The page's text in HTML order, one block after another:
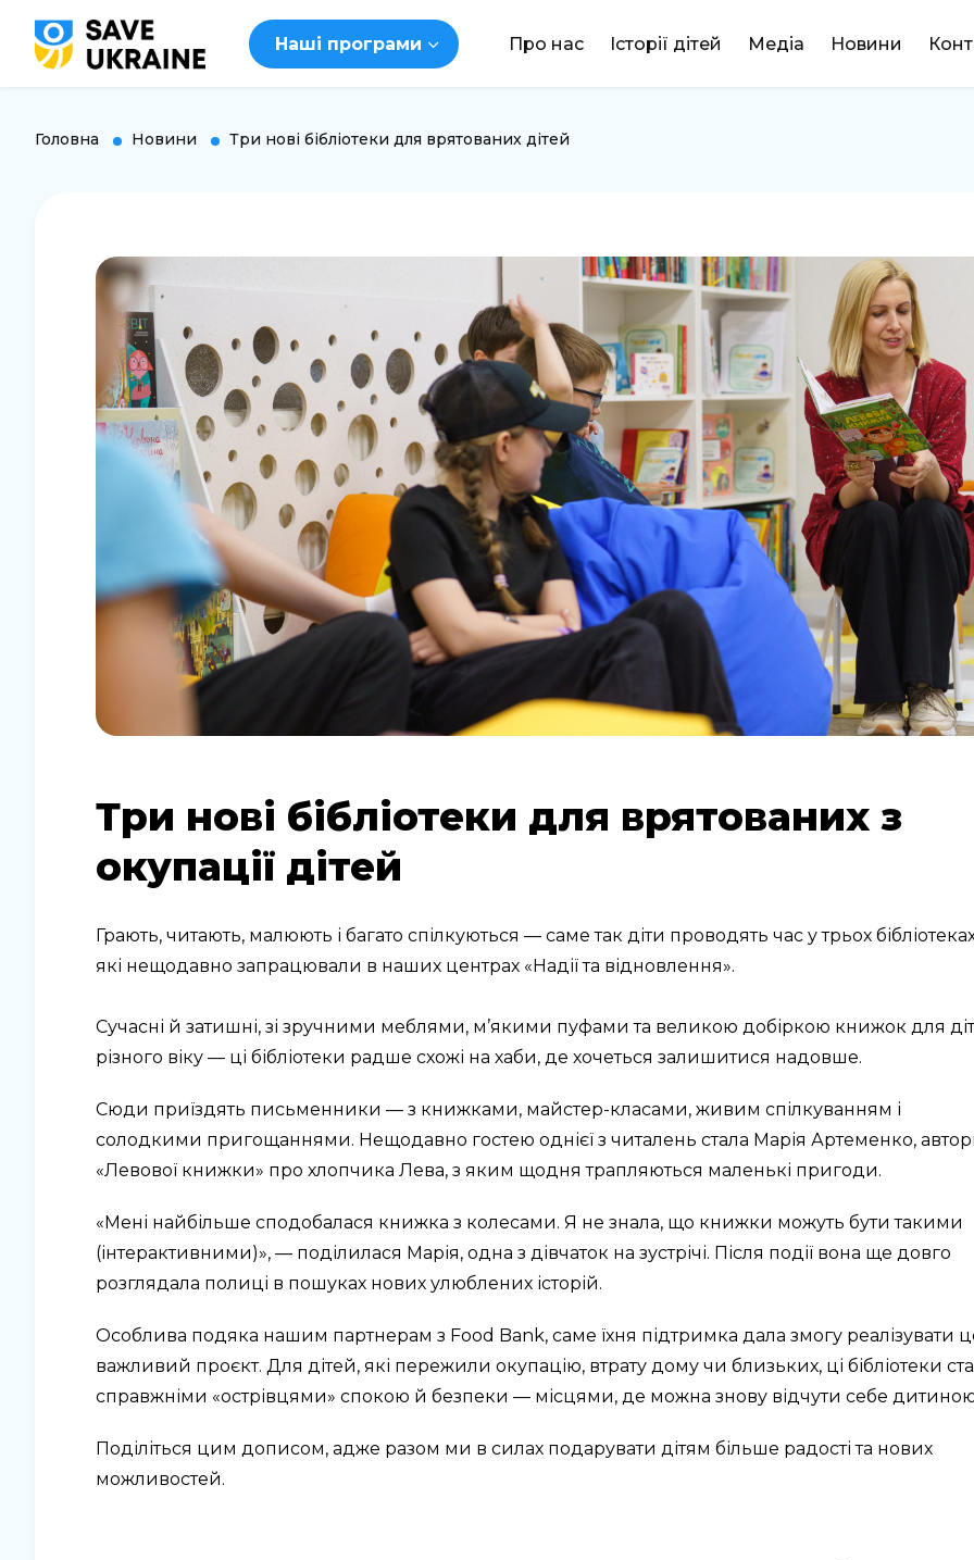
Наші програми Про нас Історії дітей Медіа Новини
DONATE
Головна Новини Три нові бібліотеки для врятованих дітей
Три нові бібліотеки для врятованих з
окупації дітей
Грають, читають, малюють і багато спілкуються — саме так діти проводять час у трьох
які нещодавно запрацювали в наших центрах «Надії та відновлення».
Сучасні й затишні, зі зручними меблями, м’якими пуфами та великою добіркою книжок для
різного віку — ці бібліотеки радше схожі на хаби, де хочеться залишитися надовше.
Сюди приїздять письменники — з книжками, майстер-класами, живим спілкуванням і
солодкими пригощаннями. Нещодавно гостею однієї з читалень стала Марія Артеменко,
«Левової книжки» про хлопчика Лева, з яким щодня трапляються маленькі пригоди.
«Мені найбільше сподобалася книжка з колесами. Я не знала, що книжки можуть бути такими
(інтерактивними)», — поділилася Марія, одна з дівчаток на зустрічі. Після події вона ще довго
розглядала полиці в пошуках нових улюблених історій.
Особлива подяка нашим партнерам з Food Bank, саме їхня підтримка дала змогу реалізувати
важливий проєкт. Для дітей, які пережили окупацію, втрату дому чи близьких, ці бібліотеки
справжніми «острівцями» спокою й безпеки — місцями, де можна знову відчути себе
Поділіться цим дописом, адже разом ми в силах подарувати дітям більше радості та нових
можливостей.